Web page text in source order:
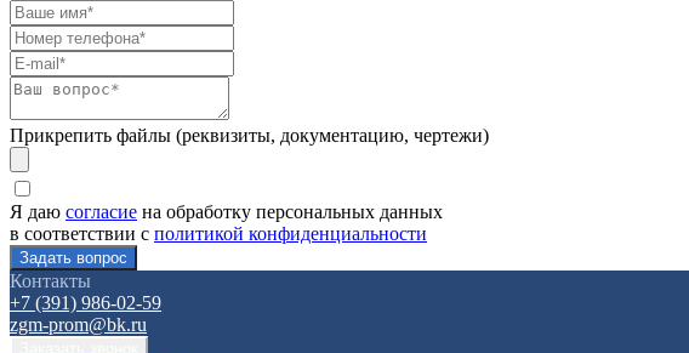
Прикрепить файлы (реквизиты, документацию, чертежи)
Я даю согласие на обработку персональных данных
в соответствии с политикой конфиденциальности
Контакты
+7 (391) 986-02-59
zgm-prom@bk.ru